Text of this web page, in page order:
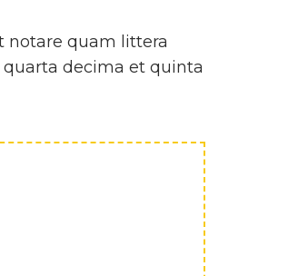
notare quam littera
decima et quinta